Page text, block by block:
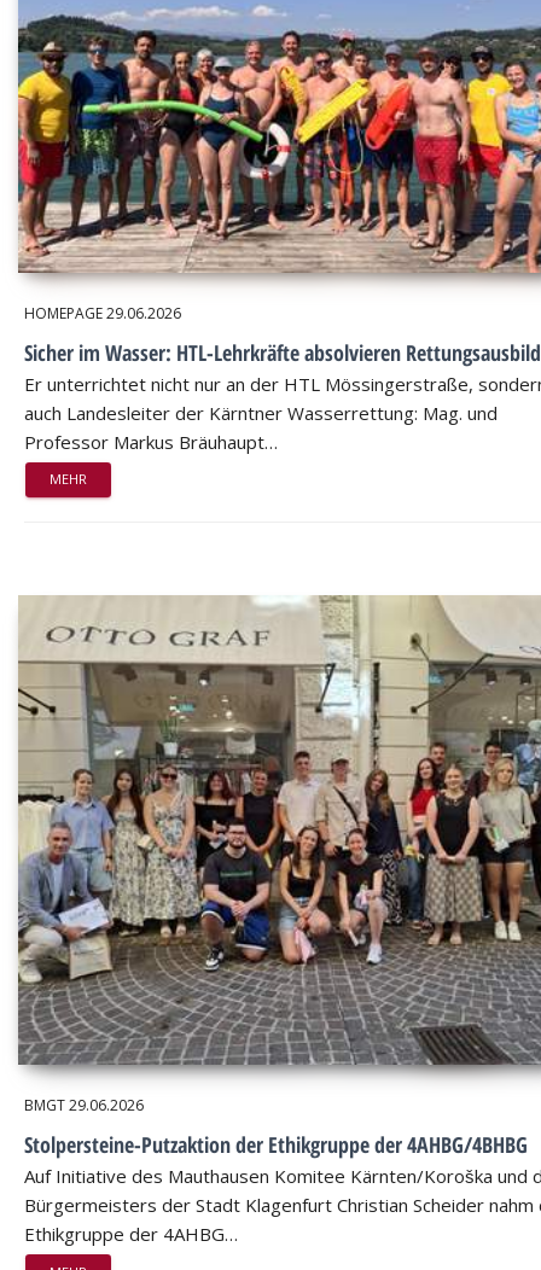
HOMEPAGE29.06.2026
Sicher im Wasser: HTL-Lehrkräfte absolvieren
Er unterrichtet nicht nur an der HTL Mössingerstraße,
auch Landesleiter der Kärntner Wasserrettung: Mag. und
Professor Markus Bräuhaupt…
MEHR
BMGT29.06.2026
Stolpersteine-Putzaktion der Ethikgruppe der 4AHBG/4BHBG
Auf Initiative des Mauthausen Komitee Kärnten/Koroška und
Bürgermeisters der Stadt Klagenfurt Christian Scheider nahm
Ethikgruppe der 4AHBG…